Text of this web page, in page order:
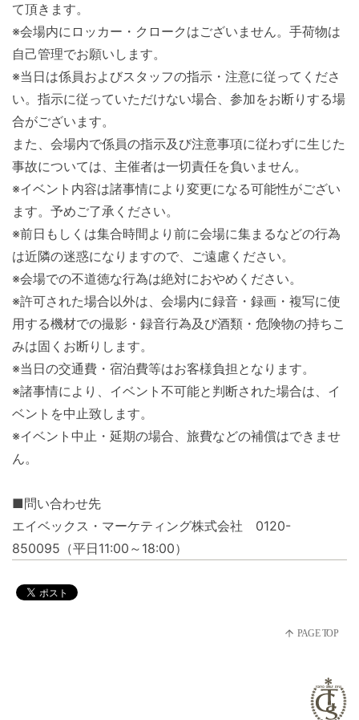
て頂きます。
※会場内にロッカー・クロークはございません。手荷物は
自己管理でお願いします。
※当日は係員およびスタッフの指示・注意に従ってくださ
い。指示に従っていただけない場合、参加をお断りする場
合がございます。
また、会場内で係員の指示及び注意事項に従わずに生じた
事故については、主催者は一切責任を負いません。
※イベント内容は諸事情により変更になる可能性がござい
ます。予めご了承ください。
※前日もしくは集合時間より前に会場に集まるなどの行為
は近隣の迷惑になりますので、ご遠慮ください。
※会場での不道徳な行為は絶対におやめください。
※許可された場合以外は、会場内に録音・録画・複写に使
用する機材での撮影・録音行為及び酒類・危険物の持ちこ
みは固くお断りします。
※当日の交通費・宿泊費等はお客様負担となります。
※諸事情により、イベント不可能と判断された場合は、イ
ベントを中止致します。
※イベント中止・延期の場合、旅費などの補償はできませ
ん。
■問い合わせ先
エイベックス・マーケティング株式会社 0120-
850095（平日11:00～18:00）